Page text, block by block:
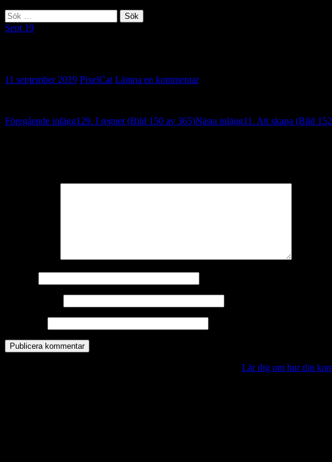
Sök
efter:
Sept 19
11 september 2019 PixelCat Lämna en kommentar
Inläggsnavigering
Föregående inlägg129. I regnet (Bild 150 av 365)Nästa inlägg11. Att skapa (Bild
Lär dig om hur din